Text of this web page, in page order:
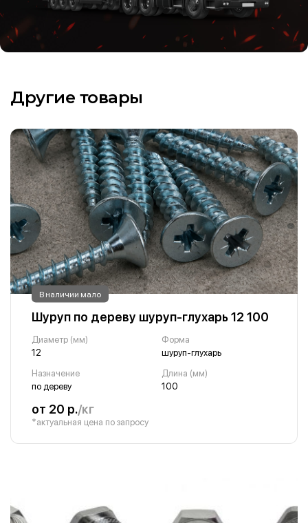
Другие товары
В наличии мало
Шуруп по дереву шуруп-глухарь 12 100
Диаметр (мм)
12
Форма
шуруп-глухарь
Назначение
по дереву
Длина (мм)
100
от 20 р./кг
*актуальная цена по запросу